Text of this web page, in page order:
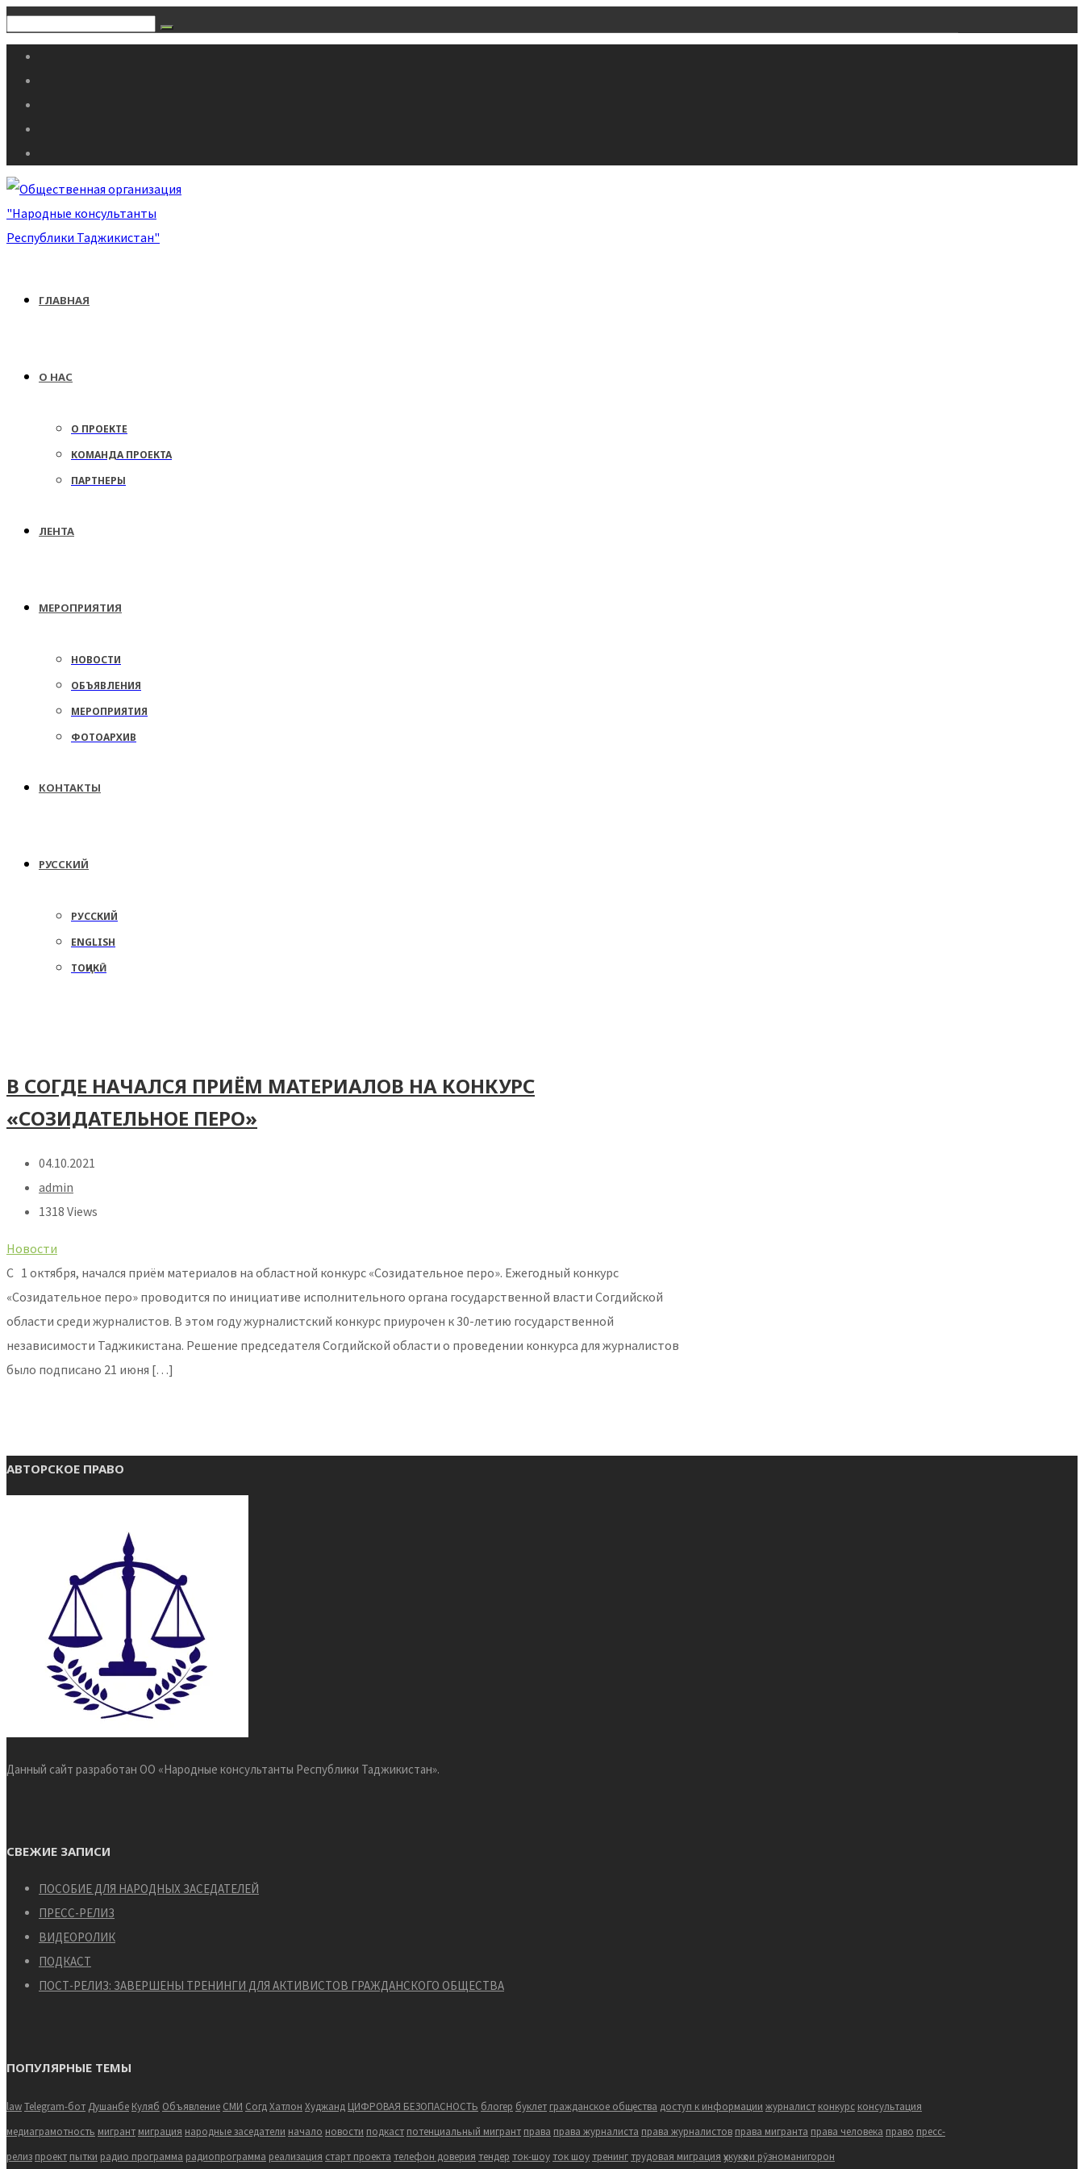
ГЛАВНАЯ
О НАС
О ПРОЕКТЕ
КОМАНДА ПРОЕКТА
ПАРТНЕРЫ
ЛЕНТА
МЕРОПРИЯТИЯ
НОВОСТИ
ОБЪЯВЛЕНИЯ
МЕРОПРИЯТИЯ
ФОТОАРХИВ
КОНТАКТЫ
РУССКИЙ
РУССКИЙ
ENGLISH
ТОҶИКӢ
В СОГДЕ НАЧАЛСЯ ПРИЁМ МАТЕРИАЛОВ НА КОНКУРС
«СОЗИДАТЕЛЬНОЕ ПЕРО»
04.10.2021
admin
1318 Views
Новости
С 1 октября, начался приём материалов на областной конкурс «Созидательное перо». Ежегодный конкурс
«Созидательное перо» проводится по инициативе исполнительного органа государственной власти Согдийской
области среди журналистов. В этом году журналистский конкурс приурочен к 30-летию государственной
независимости Таджикистана. Решение председателя Согдийской области о проведении конкурса для журналистов
было подписано 21 июня […]
АВТОРСКОЕ ПРАВО
Данный сайт разработан ОО «Народные консультанты Республики Таджикистан».
СВЕЖИЕ ЗАПИСИ
ПОСОБИЕ ДЛЯ НАРОДНЫХ ЗАСЕДАТЕЛЕЙ
ПРЕСС-РЕЛИЗ
ВИДЕОРОЛИК
ПОДКАСТ
ПОСТ-РЕЛИЗ: ЗАВЕРШЕНЫ ТРЕНИНГИ ДЛЯ АКТИВИСТОВ ГРАЖДАНСКОГО ОБЩЕСТВА
ПОПУЛЯРНЫЕ ТЕМЫ
lawTelegram-бот Душанбе Куляб Объявление СМИ СогдХатлон Худжанд ЦИФРОВАЯ БЕЗОПАСНОСТЬ блогер буклет гражданское общества доступ к информации журналист конкурс консультация
медиаграмотность мигрант миграция народные заседатели начало новости подкаст потенциальный мигрант права права журналиста права журналистов права мигранта права человека право пресс-
релиз проект пытки радио программа радиопрограмма реализация старт проекта телефон доверия тендер ток-шоуток шоутренингтрудовая миграция ҳукукҳои рӯзноманигорон